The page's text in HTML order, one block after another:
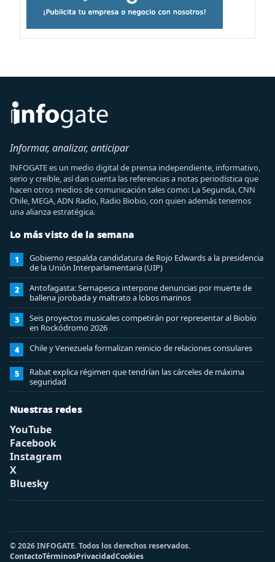
Informar, analizar, anticipar
INFOGATE es un medio digital de prensa independiente, informativo,
serio y creíble, así dan cuenta las referencias a notas periodística que
hacen otros medios de comunicación tales como: La Segunda, CNN
Chile, MEGA, ADN Radio, Radio Biobio, con quien además tenemos
una alianza estratégica.
Lo más visto de la semana
1
Gobierno respalda candidatura de Rojo Edwards a la presidencia
de la Unión Interparlamentaria (UIP)
2
Antofagasta: Sernapesca interpone denuncias por muerte de
ballena jorobada y maltrato a lobos marinos
3
Seis proyectos musicales competirán por representar al Biobío
en Rockódromo 2026
4 Chile y Venezuela formalizan reinicio de relaciones consulares
5
Rabat explica régimen que tendrían las cárceles de máxima
seguridad
Nuestras redes
YouTube
Facebook
Instagram
X
Bluesky
© 2026 INFOGATE. Todos los derechos reservados.
ContactoTérminosPrivacidadCookies